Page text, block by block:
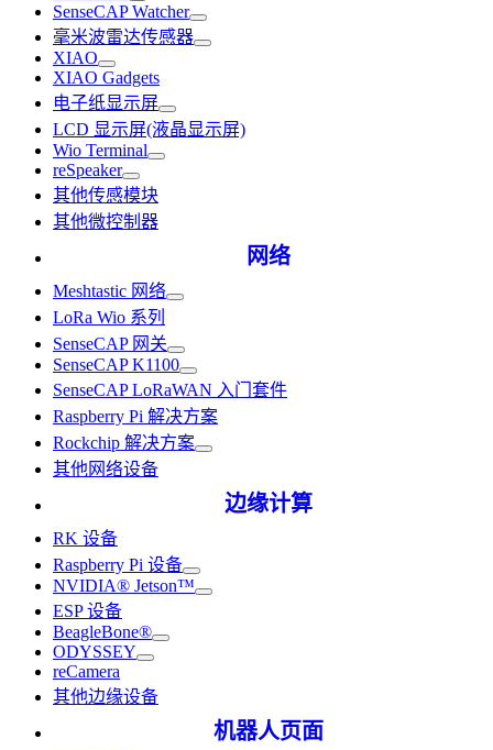
SenseCAP Watcher
毫米波雷达传感器
XIAO
XIAO Gadgets
电子纸显示屏
LCD 显示屏(液晶显示屏)
Wio Terminal
reSpeaker
其他传感模块
其他微控制器
网络
Meshtastic 网络
LoRa Wio 系列
SenseCAP 网关
SenseCAP K1100
SenseCAP LoRaWAN 入门套件
Raspberry Pi 解决方案
Rockchip 解决方案
其他网络设备
边缘计算
RK 设备
Raspberry Pi 设备
NVIDIA® Jetson™
ESP 设备
BeagleBone®
ODYSSEY
reCamera
其他边缘设备
机器人页面